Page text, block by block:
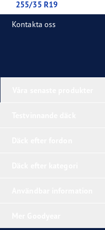
255/35 R19
Kontakta oss